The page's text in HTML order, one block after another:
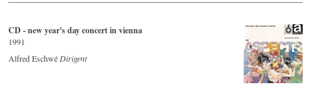
CD - new year's day concert in vienna
1991
Alfred Eschwé Dirigent